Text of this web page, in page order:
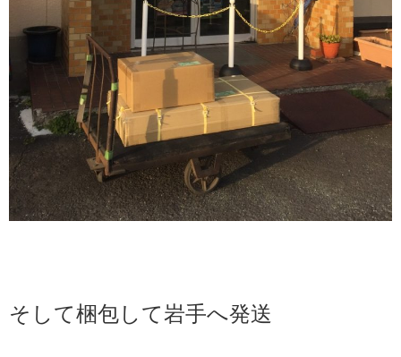
そして梱包して岩手へ発送